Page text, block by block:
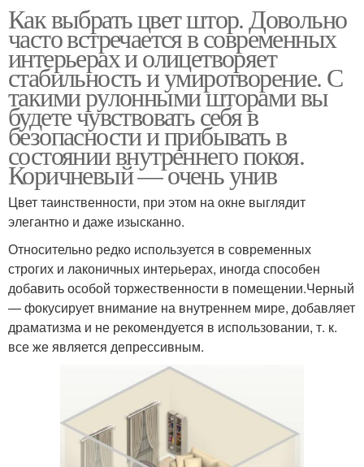
Как выбрать цвет штор. Довольно
часто встречается в современных
интерьерах и олицетворяет
стабильность и умиротворение. С
такими рулонными шторами вы
будете чувствовать себя в
безопасности и прибывать в
состоянии внутреннего покоя.
Коричневый — очень унив
Цвет таинственности, при этом на окне выглядит
элегантно и даже изысканно.
Относительно редко используется в современных
строгих и лаконичных интерьерах, иногда способен
добавить особой торжественности в помещении.Черный
— фокусирует внимание на внутреннем мире, добавляет
драматизма и не рекомендуется в использовании, т. к.
все же является депрессивным.